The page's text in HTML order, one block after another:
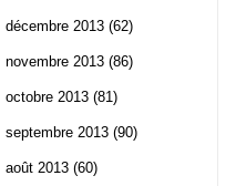
décembre 2013 (62)
novembre 2013 (86)
octobre 2013 (81)
septembre 2013 (90)
août 2013 (60)